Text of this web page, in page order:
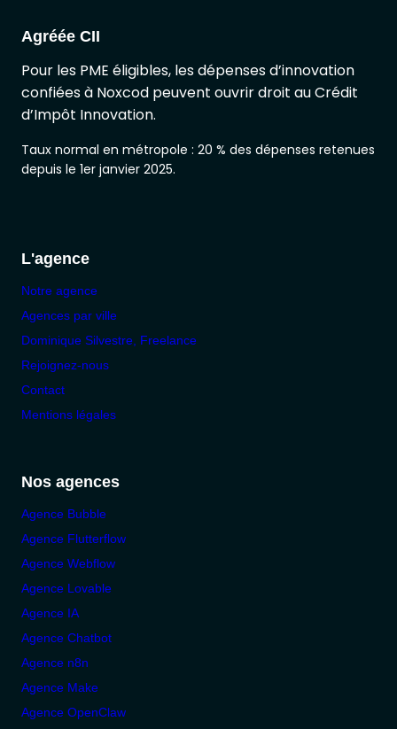
Agréée CII
Pour les PME éligibles, les dépenses d’innovation
confiées à Noxcod peuvent ouvrir droit au Crédit
d’Impôt Innovation.
Taux normal en métropole : 20 % des dépenses retenues
depuis le 1er janvier 2025.
L'agence
Notre agence
Agences par ville
Dominique Silvestre, Freelance
Rejoignez-nous
Contact
Mentions légales
Nos agences
Agence Bubble
Agence Flutterflow
Agence Webflow
Agence Lovable
Agence IA
Agence Chatbot
Agence n8n
Agence Make
Agence OpenClaw